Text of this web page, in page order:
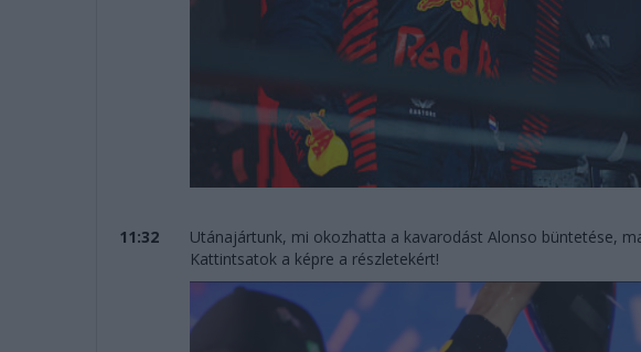
11:32
Utánajártunk, mi okozhatta a kavarodást Alonso büntetése,
Kattintsatok a képre a részletekért!